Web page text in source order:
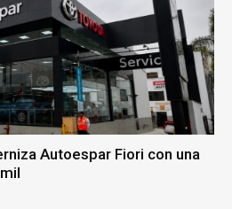
Autoespar Fiori con una